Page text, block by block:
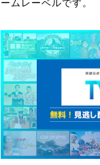
ームレーベルです。